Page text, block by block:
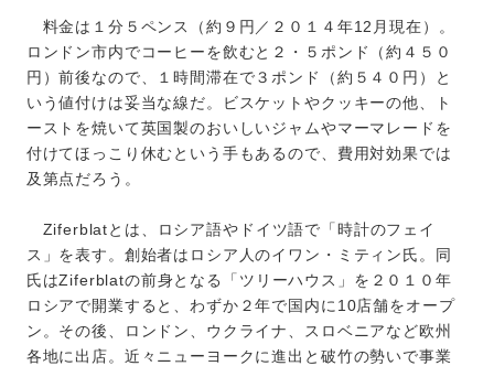
料金は１分５ペンス（約９円／２０１４年12月現在）。
ロンドン市内でコーヒーを飲むと２・５ポンド（約４５０
円）前後なので、１時間滞在で３ポンド（約５４０円）と
いう値付けは妥当な線だ。ビスケットやクッキーの他、ト
ーストを焼いて英国製のおいしいジャムやマーマレードを
付けてほっこり休むという手もあるので、費用対効果では
及第点だろう。
Ziferblatとは、ロシア語やドイツ語で「時計のフェイ
ス」を表す。創始者はロシア人のイワン・ミティン氏。同
氏はZiferblatの前身となる「ツリーハウス」を２０１０年
ロシアで開業すると、わずか２年で国内に10店舗をオープ
ン。その後、ロンドン、ウクライナ、スロベニアなど欧州
各地に出店。近々ニューヨークに進出と破竹の勢いで事業